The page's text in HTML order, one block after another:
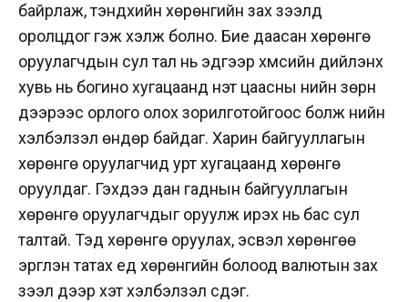
байрлаж, тэндхийн хөрөнгийн зах зээлд
оролцдог гэж хэлж болно. Бие даасан хөрөнгө
оруулагчдын сул тал нь эдгээр хүмүүсийн дийлэнх
хувь нь богино хугацаанд үнэт цаасны үнийн зөрүүн
дээрээс орлого олох зорилготойгоос болж үнийн
хэлбэлзэл өндөр байдаг. Харин байгууллагын
хөрөнгө оруулагчид урт хугацаанд хөрөнгө
оруулдаг. Гэхдээ дан гаднын байгууллагын
хөрөнгө оруулагчдыг оруулж ирэх нь бас сул
талтай. Тэд хөрөнгө оруулах, эсвэл хөрөнгөө
эргүүлэн татах үед хөрөнгийн болоод валютын зах
зээл дээр хэт хэлбэлзэл үүсдэг.